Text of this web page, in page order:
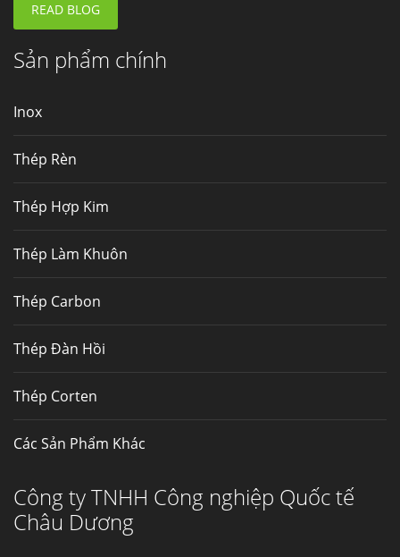
Fengyang là một trong những nhà
Thép Fengyang
READ BLOG
Sản phẩm chính
Inox
Thép Rèn
Thép Hợp Kim
Thép Làm Khuôn
Thép Carbon
Thép Đàn Hồi
Thép Corten
Các Sản Phẩm Khác
Công ty TNHH Công nghiệp Quốc tế
Châu Dương